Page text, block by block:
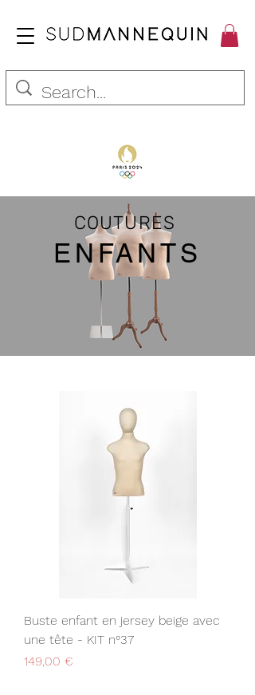
COUTURES
ENFANTS
Buste enfant en jersey beige avec
une tête - KIT n°37
Prix
149,00 €